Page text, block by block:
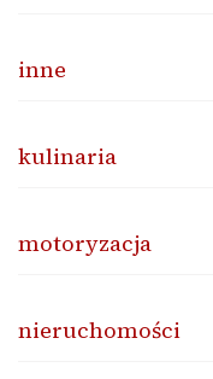
inne
kulinaria
motoryzacja
nieruchomości